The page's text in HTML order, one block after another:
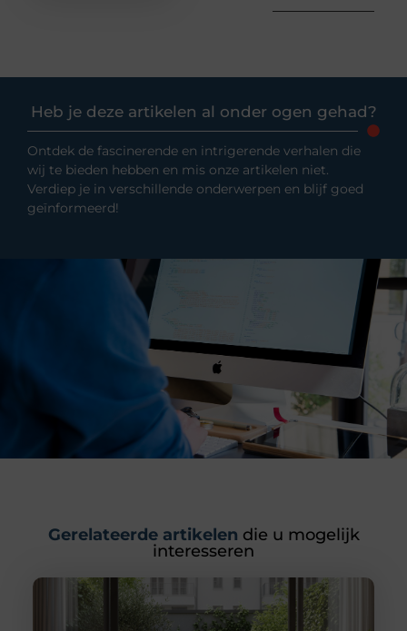
Heb je deze artikelen al onder ogen gehad?
Ontdek de fascinerende en intrigerende verhalen die
wij te bieden hebben en mis onze artikelen niet.
Verdiep je in verschillende onderwerpen en blijf goed
geïnformeerd!
Gerelateerde artikelen die u mogelijk
interesseren